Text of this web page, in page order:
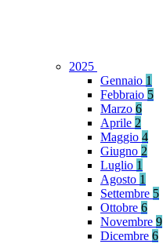
2025
Gennaio 1
Febbraio 5
Marzo 6
Aprile 2
Maggio 4
Giugno 2
Luglio 1
Agosto 1
Settembre 5
Ottobre 6
Novembre 9
Dicembre 6